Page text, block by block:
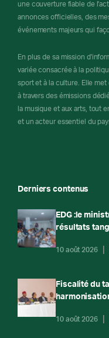
une couverture fiable de
annonces officielles, des
événements majeurs qui
En plus de sa mission
variée consacrée à la
sport et à la culture. Elle
à travers des émissions
la musique et aux arts, tout
et un acteur essentiel du
Derniers contenus
EDG :le
résultats
10 août 2026
Fiscalité du
10 août 2026